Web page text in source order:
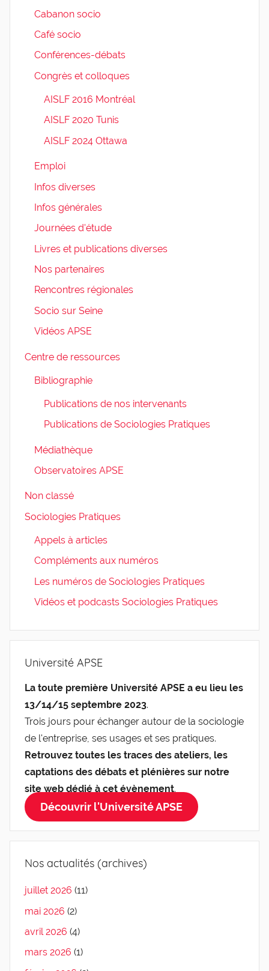
Cabanon socio
Café socio
Conférences-débats
Congrès et colloques
AISLF 2016 Montréal
AISLF 2020 Tunis
AISLF 2024 Ottawa
Emploi
Infos diverses
Infos générales
Journées d'étude
Livres et publications diverses
Nos partenaires
Rencontres régionales
Socio sur Seine
Vidéos APSE
Centre de ressources
Bibliographie
Publications de nos intervenants
Publications de Sociologies Pratiques
Médiathèque
Observatoires APSE
Non classé
Sociologies Pratiques
Appels à articles
Compléments aux numéros
Les numéros de Sociologies Pratiques
Vidéos et podcasts Sociologies Pratiques
Université APSE
La toute première Université APSE a eu lieu les
13/14/15 septembre 2023.
Trois jours pour échanger autour de la sociologie
de l'entreprise, ses usages et ses pratiques.
Retrouvez toutes les traces des ateliers, les
captations des débats et plénières sur notre
site web dédié à cet évènement.
Découvrir l'Université APSE
Nos actualités (archives)
juillet 2026 (11)
mai 2026 (2)
avril 2026 (4)
mars 2026 (1)